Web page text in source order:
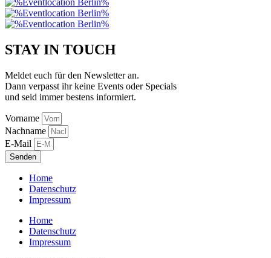
STAY IN TOUCH
Meldet euch für den Newsletter an.
Dann verpasst ihr keine Events oder Specials
und seid immer bestens informiert.
Vorname
Nachname
E-Mail
Senden
Home
Datenschutz
Impressum
Home
Datenschutz
Impressum